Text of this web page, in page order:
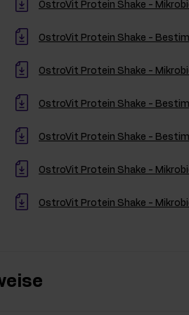
OstroVit Protein Shake -
OstroVit Protein Shake -
OstroVit Protein Shake -
OstroVit Protein Shake -
OstroVit Protein Shake -
OstroVit Protein Shake -
OstroVit Protein Shake -